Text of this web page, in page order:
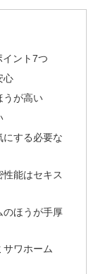
イント7つ
心
うが高い
にする必要な
能はセキス
のほうが手厚
サワホーム